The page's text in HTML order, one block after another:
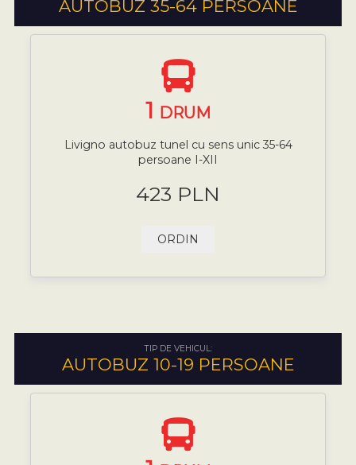
AUTOBUZ 35-64 PERSOANE
1 DRUM
Livigno autobuz tunel cu sens unic 35-64
persoane I-XII
423 PLN
ORDIN
TIP DE VEHICUL:
AUTOBUZ 10-19 PERSOANE